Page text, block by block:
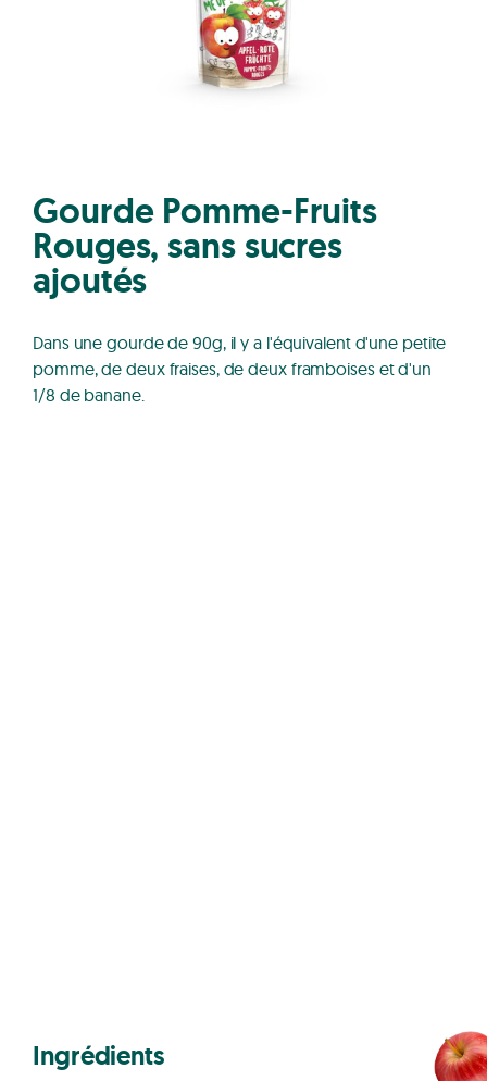
Gourde Pomme-Fruits
Rouges, sans sucres
ajoutés
Dans une gourde de 90g, il y a l'équivalent d'une petite
pomme, de deux fraises, de deux framboises et d'un
1/8 de banane.
Ingrédients